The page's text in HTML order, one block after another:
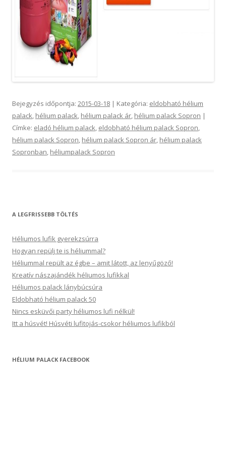
Bejegyzés időpontja: 2015-03-18 | Kategória: eldobható hélium
palack, hélium palack, hélium palack ár, hélium palack Sopron |
Címke: eladó hélium palack, eldobható hélium palack Sopron,
hélium palack Sopron, hélium palack Sopron ár, hélium palack
Sopronban, héliumpalack Sopron
A LEGFRISSEBB TÖLTÉS
Héliumos lufik gyerekzsúrra
Hogyan repülj te is héliummal?
Héliummal repült az égbe – amit látott, az lenyűgöző!
Kreatív nászajándék héliumos lufikkal
Héliumos palack lánybúcsúra
Eldobható hélium palack 50
Nincs esküvői party héliumos lufi nélkül!
Itt a húsvét! Húsvéti lufitojás-csokor héliumos lufikból
HÉLIUM PALACK FACEBOOK